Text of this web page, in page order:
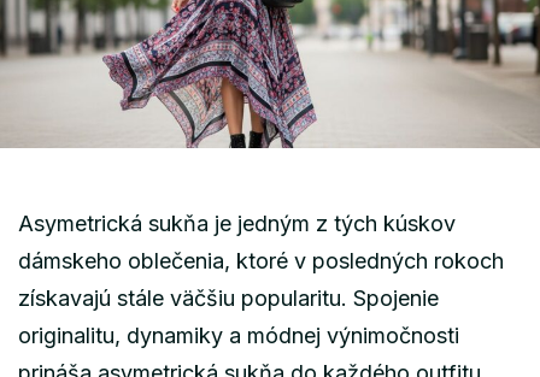
Asymetrická sukňa je jedným z tých kúskov
dámskeho oblečenia, ktoré v posledných rokoch
získavajú stále väčšiu popularitu. Spojenie
originalitu, dynamiky a módnej výnimočnosti